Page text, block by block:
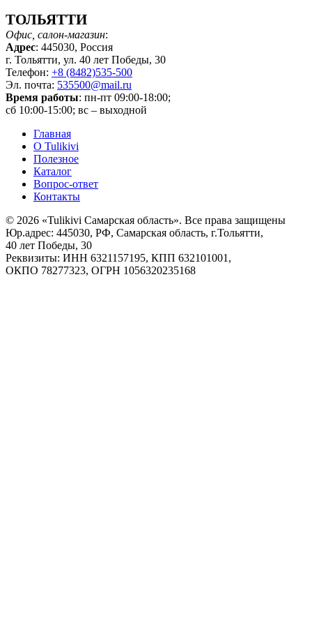
ТОЛЬЯТТИ
Офис, салон-магазин:
Адрес: 445030, Россия
г. Тольятти, ул. 40 лет Победы, 30
Телефон: +8 (8482)535-500
Эл. почта: 535500@mail.ru
Время работы: пн-пт 09:00-18:00;
сб 10:00-15:00; вс – выходной
Главная
О Tulikivi
Полезное
Каталог
Вопрос-ответ
Контакты
© 2026 «Tulikivi Самарская область». Все права защищены
Юр.адрес: 445030, РФ, Самарская область, г.Тольятти,
40 лет Победы, 30
Реквизиты: ИНН 6321157195, КПП 632101001,
ОКПО 78277323, ОГРН 1056320235168